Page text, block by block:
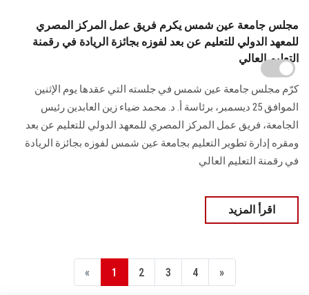
مجلس جامعة عين شمس يكرم فريق عمل المركز المصري
للمعهد الدولي للتعليم عن بعد لفوزه بجائزة الريادة في رقمنة
التعليم العالي
كرّم مجلس جامعة عين شمس في جلسته التي عقدها يوم الإثنين
الموافق 25 ديسمبر، برئاسة أ. د. محمد ضياء زين العابدين رئيس
الجامعة، فريق عمل المركز المصري للمعهد ‏الدولي للتعليم عن بعد
ومقره إدارة تطوير التعليم بجامعة عين شمس لفوزه بجائزة الريادة
في ‏رقمنة التعليم العالي ‏
اقرأ المزيد
« 1 2 3 4 »